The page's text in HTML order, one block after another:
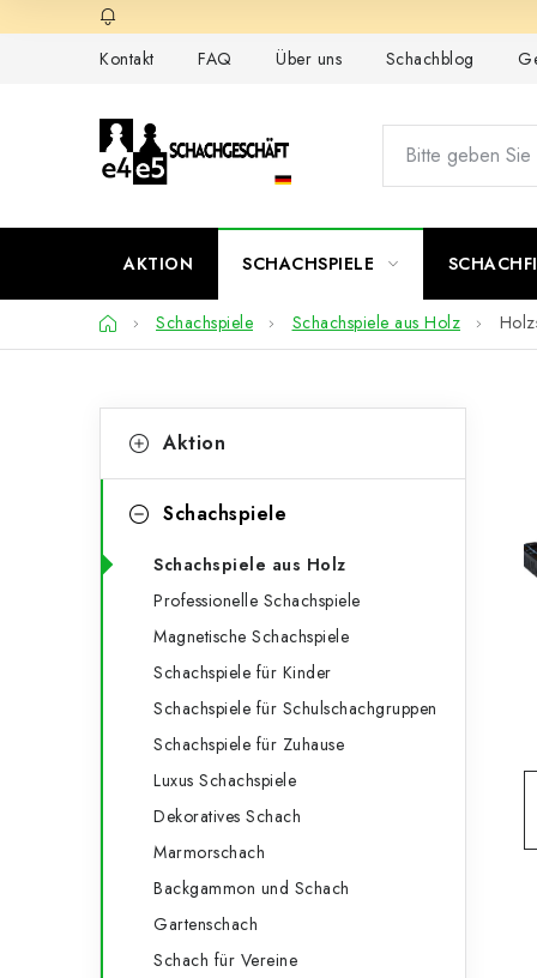
Inhalt
Kontakt FAQ Über uns Schachblog
AKTION SCHACHSPIELE
StartseiteSchachspiele Schachspiele aus Holz
e
t
überspringen
a
e
g
Aktion
Schachspiele
Schachspiele aus Holz
Professionelle Schachspiele
Magnetische Schachspiele
Schachspiele für Kinder
Schachspiele für Schulschachgruppen
Schachspiele für Zuhause
Luxus Schachspiele
Dekoratives Schach
Marmorschach
Backgammon und Schach
Gartenschach
Schach für Vereine